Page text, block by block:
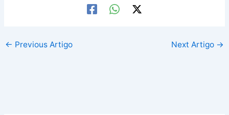
← Previous Artigo Next Artigo →